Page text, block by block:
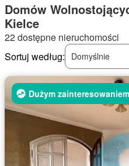
Domów
Kielce
22 dostępne nieruchomości
Sortuj według:
Domyślnie
Dużym zainteresowaniem